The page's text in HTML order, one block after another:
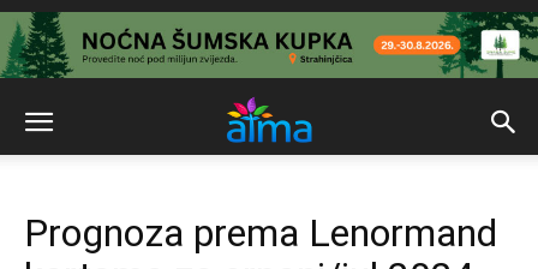
Prognoza prema Lenormand